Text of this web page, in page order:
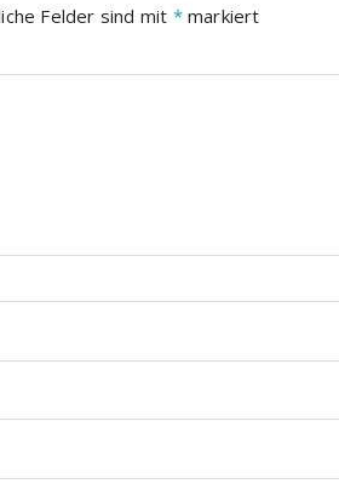
Felder sind mit *markiert